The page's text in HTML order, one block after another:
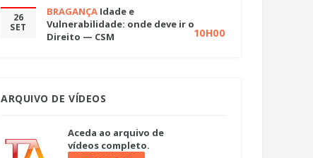
26
SET
BRAGANÇA Idade e
Vulnerabilidade: onde deve ir o
Direito — CSM
10H00
ARQUIVO DE VÍDEOS
Aceda ao arquivo de
vídeos completo.